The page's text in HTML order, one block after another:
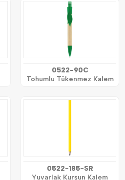
0522-90C
Tohumlu Tükenmez Kalem
0522-185-SR
Yuvarlak Kurşun Kalem